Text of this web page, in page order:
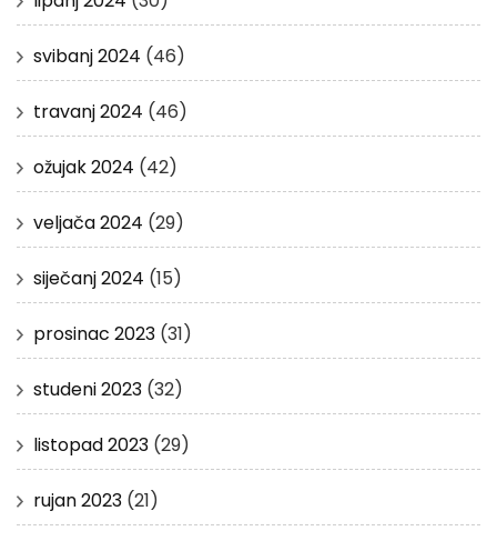
svibanj 2024 (46)
travanj 2024 (46)
ožujak 2024 (42)
veljača 2024 (29)
siječanj 2024 (15)
prosinac 2023 (31)
studeni 2023 (32)
listopad 2023 (29)
rujan 2023 (21)